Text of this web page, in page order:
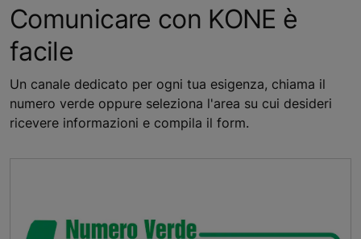
Comunicare con KONE è
facile
Un canale dedicato per ogni tua esigenza, chiama il
numero verde oppure seleziona l'area su cui desideri
ricevere informazioni e compila il form.